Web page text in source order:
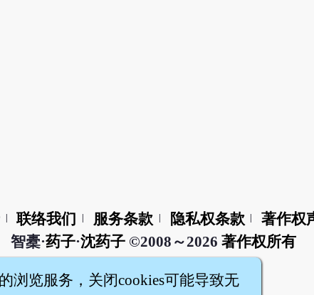
联络我们 服务条款 隐私权条款
著作权
智橐·药子·沈药子©2008～2026 著作权所有
浏览服务，关闭cookies可能导致无